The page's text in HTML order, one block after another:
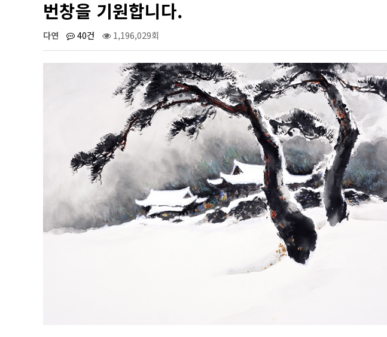
번창을 기원합니다.
다연 40건 1,196,029회